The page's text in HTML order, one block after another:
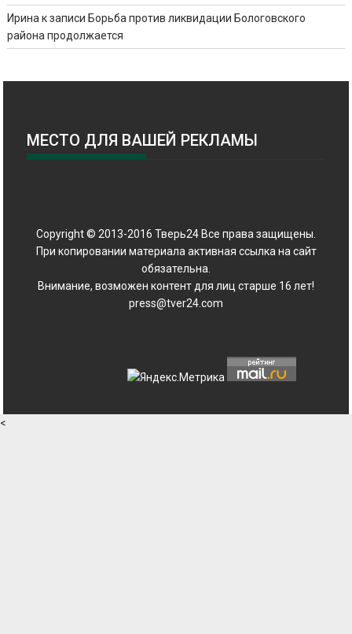
Ирина к записи Борьба против ликвидации Бологовского
района продолжается
МЕСТО ДЛЯ ВАШЕЙ РЕКЛАМЫ
Copyright © 2013-2016 Тверь24 Все права защищены.
При копировании материала активная ссылка на сайт
обязательна.
Внимание, возможен контент для лиц старше 16 лет!
press@tver24.com
<